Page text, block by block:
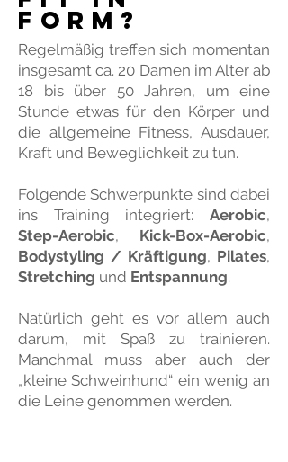
Form?
Regelmäßig treffen sich momentan
insgesamt ca. 20 Damen im Alter ab
18 bis über 50 Jahren, um eine
Stunde etwas für den Körper und
die allgemeine Fitness, Ausdauer,
Kraft und Beweglichkeit zu tun.
Folgende Schwerpunkte sind dabei
ins Training integriert: Aerobic,
Step-Aerobic, Kick-Box-Aerobic,
Bodystyling / Kräftigung, Pilates,
Stretching und Entspannung.
Natürlich geht es vor allem auch
darum, mit Spaß zu trainieren.
Manchmal muss aber auch der
„kleine Schweinhund“ ein wenig an
die Leine genommen werden.